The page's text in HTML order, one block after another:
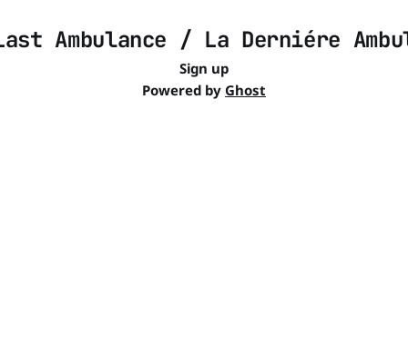
Ambulance / La Derniére
Sign up
Powered by Ghost